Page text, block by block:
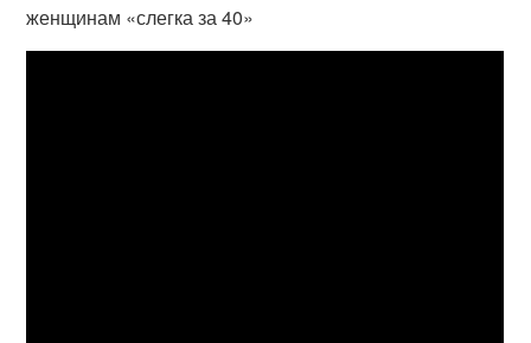
женщинам «слегка за 40»